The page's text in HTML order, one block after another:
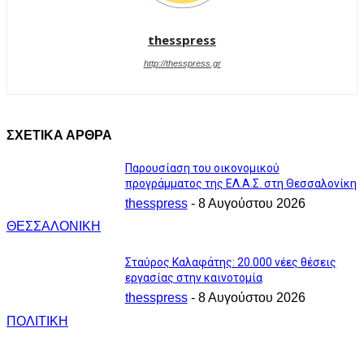
thesspress
http://thesspress.gr
ΣΧΕΤΙΚΑ ΑΡΘΡΑ
ΘΕΣΣΑΛΟΝΙΚΗ
Παρουσίαση του οικονομικού
προγράμματος της ΕΛ.Α.Σ. στη Θεσσαλονίκη
thesspress - 8 Αυγούστου 2026
ΠΟΛΙΤΙΚΗ
Σταύρος Καλαφάτης: 20.000 νέες θέσεις
εργασίας στην καινοτομία
thesspress - 8 Αυγούστου 2026